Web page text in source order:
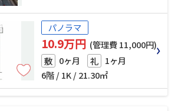
パノラマ
10.9万円 (管理費 11,000円)
敷 0ヶ月 礼 1ヶ月
6階 / 1K / 21.30㎡